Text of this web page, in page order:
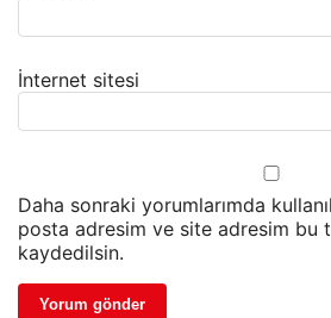
İnternet sitesi
Daha sonraki yorumlarımda
posta adresim ve site adresim bu
kaydedilsin.